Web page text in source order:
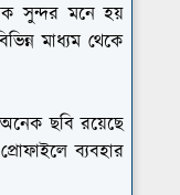
সুন্দর মনে হয়
মাধ্যম থেকে
ছবি রয়েছে
ব্যবহার